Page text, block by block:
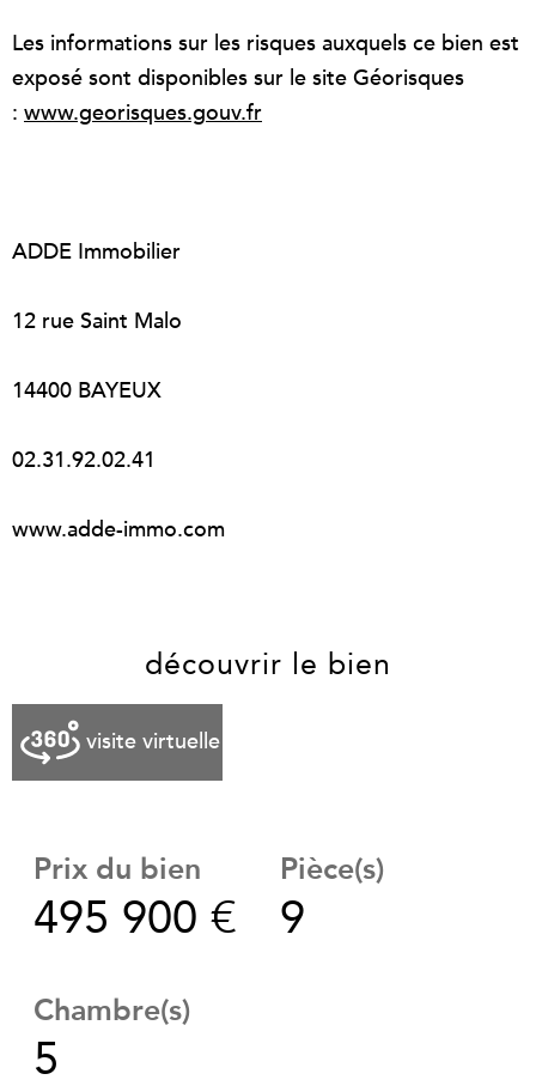
Les informations sur les risques auxquels ce bien est
exposé sont disponibles sur le site Géorisques
: www.georisques.gouv.fr
ADDE Immobilier
12 rue Saint Malo
14400 BAYEUX
02.31.92.02.41
www.adde-immo.com
découvrir le bien
visite virtuelle
Prix du bien
495 900 €
Pièce(s)
9
Chambre(s)
5